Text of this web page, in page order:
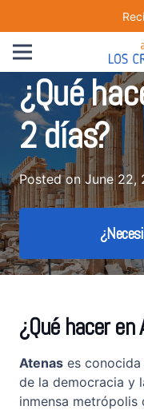
¿Qué
2 días?
Posted on June 22,
¿Qué hacer
Atenas es
de la democracia y
inmensa